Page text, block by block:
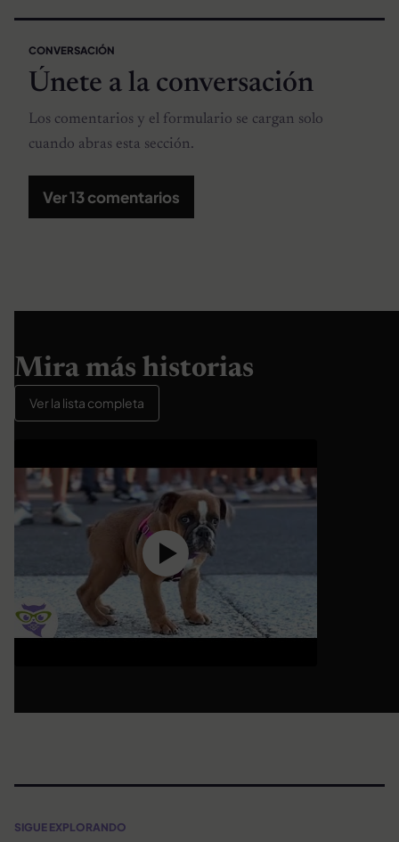
CONVERSACIÓN
Únete a la conversación
Los comentarios y el formulario se cargan solo
cuando abras esta sección.
Ver 13 comentarios
Mira más historias
Ver la lista completa
SIGUE EXPLORANDO